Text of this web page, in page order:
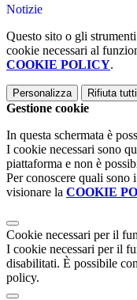
Notizie
Questo sito o gli
cookie necessari al
COOKIE POLICY.
Personalizza Rifiuta tutti
Gestione cookie
In questa schermata è
I cookie necessari sono
piattaforma e non è
Per conoscere quali sono
visionare la COOKIE
Cookie necessari per il
I cookie necessari per il
disabilitati. È possibile
policy.